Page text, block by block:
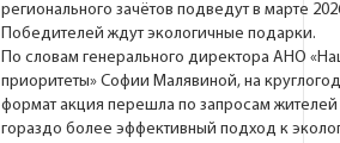
регионального зачётов подведут в марте
Победителей ждут экологичные подарки.
По словам генерального директора АНО
приоритеты» Софии Малявиной, на
формат акция перешла по запросам жителей
гораздо более эффективный подход к